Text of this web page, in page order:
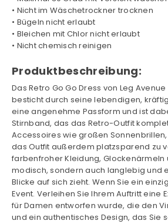
• Nicht im Wäschetrockner trocknen
• Bügeln nicht erlaubt
• Bleichen mit Chlor nicht erlaubt
• Nicht chemisch reinigen
Produktbeschreibung:
Das Retro Go Go Dress von Leg
besticht durch seine lebendigen,
eine angenehme Passform und ist
Stirnband, das das Retro-Outfit
Accessoires wie großen
das Outfit außerdem platzsparend zu
farbenfroher Kleidung,
modisch, sondern auch langlebig und
Blicke auf sich zieht. Wenn Sie ein
Event. Verleihen Sie Ihrem Auftritt
für Damen entworfen wurde, die den
und ein authentisches Design, das Sie